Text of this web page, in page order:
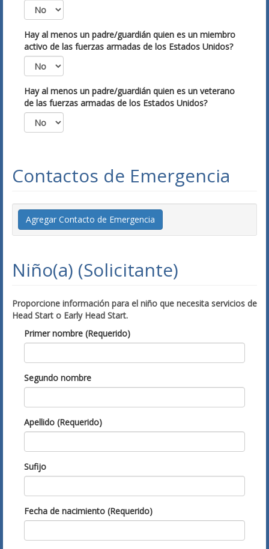
Hay al menos un padre/guardián quien es un miembro
activo de las fuerzas armadas de los Estados Unidos?
Hay al menos un padre/guardián quien es un veterano
de las fuerzas armadas de los Estados Unidos?
Contactos de Emergencia
Agregar Contacto de Emergencia
Niño(a) (Solicitante)
Proporcione información para el niño que necesita servicios de
Head Start o Early Head Start.
Primer nombre (Requerido)
Segundo nombre
Apellido (Requerido)
Sufijo
Fecha de nacimiento (Requerido)